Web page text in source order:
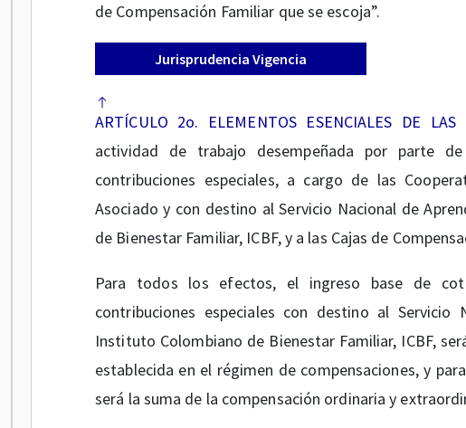
de Compensación Familiar que se escoja”.
Jurisprudencia Vigencia
ARTÍCULO 2o. ELEMENTOS ESENCIALES DE LAS
actividad de trabajo desempeñada por parte
contribuciones especiales, a cargo de las
Asociado y con destino al Servicio Nacional de
de Bienestar Familiar, ICBF, y a las Cajas de
Para todos los efectos, el ingreso base de
contribuciones especiales con destino al Servicio
Instituto Colombiano de Bienestar Familiar, ICBF,
establecida en el régimen de compensaciones, y
será la suma de la compensación ordinaria y